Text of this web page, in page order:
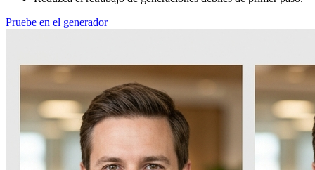
Pruebe en el generador